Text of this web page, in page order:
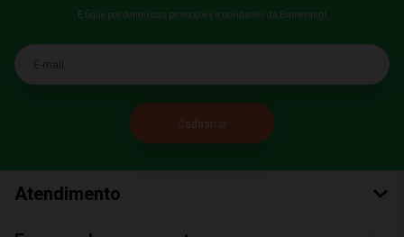
E fique por dentro das promoções e novidades da Bumerang!
E-mail
Atendimento